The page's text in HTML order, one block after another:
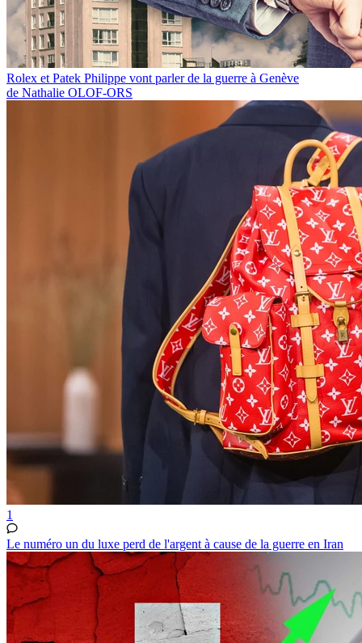
Rolex et Patek Philippe vont parler de la guerre à Genève
de Nathalie OLOF-ORS
1
Le numéro un du luxe perd de l'argent à cause de la guerre en Iran